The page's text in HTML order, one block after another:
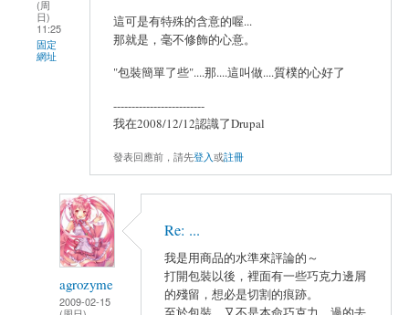
(周
日)
11:25
固定
網址
這可是有特殊的含意的喔...
那就是，毫不修飾的心意。
"包裝簡單了些"....那....這叫做....質樸的心好了
-------------------------
我在2008/12/12認識了Drupal
發表回應前，請先登入或註冊
agrozyme
2009-02-15
Re: ...
我是用商品的水準來評論的～
打開包裝以後，裡面有一些巧克力邊屑
的殘留，想必是切割的痕跡。